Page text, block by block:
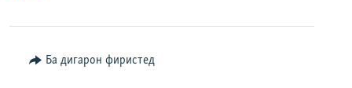
Ба дигарон фиристед